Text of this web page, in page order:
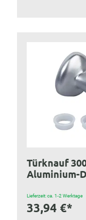
Türknauf
Aluminium-
Lieferzeit: ca. 1-2 Werktage
33,94 €*